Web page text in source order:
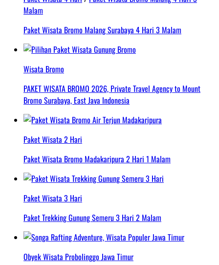
Malam
Paket Wisata Bromo Malang Surabaya 4 Hari 3 Malam
Wisata Bromo
PAKET WISATA BROMO 2026, Private Travel Agency to Mount
Bromo Surabaya, East Java Indonesia
Paket Wisata 2 Hari
Paket Wisata Bromo Madakaripura 2 Hari 1 Malam
Paket Wisata 3 Hari
Paket Trekking Gunung Semeru 3 Hari 2 Malam
Obyek Wisata Probolinggo Jawa Timur